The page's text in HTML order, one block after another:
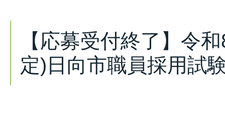
【応募受付終了】令
定)日向市職員採用試